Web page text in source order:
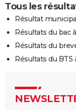
Tous les
Résultat
Résultats du bac
Résultats du
Résultats du BTS